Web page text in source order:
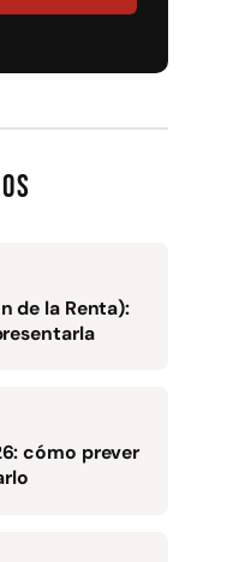
de la Renta):
cómo prever